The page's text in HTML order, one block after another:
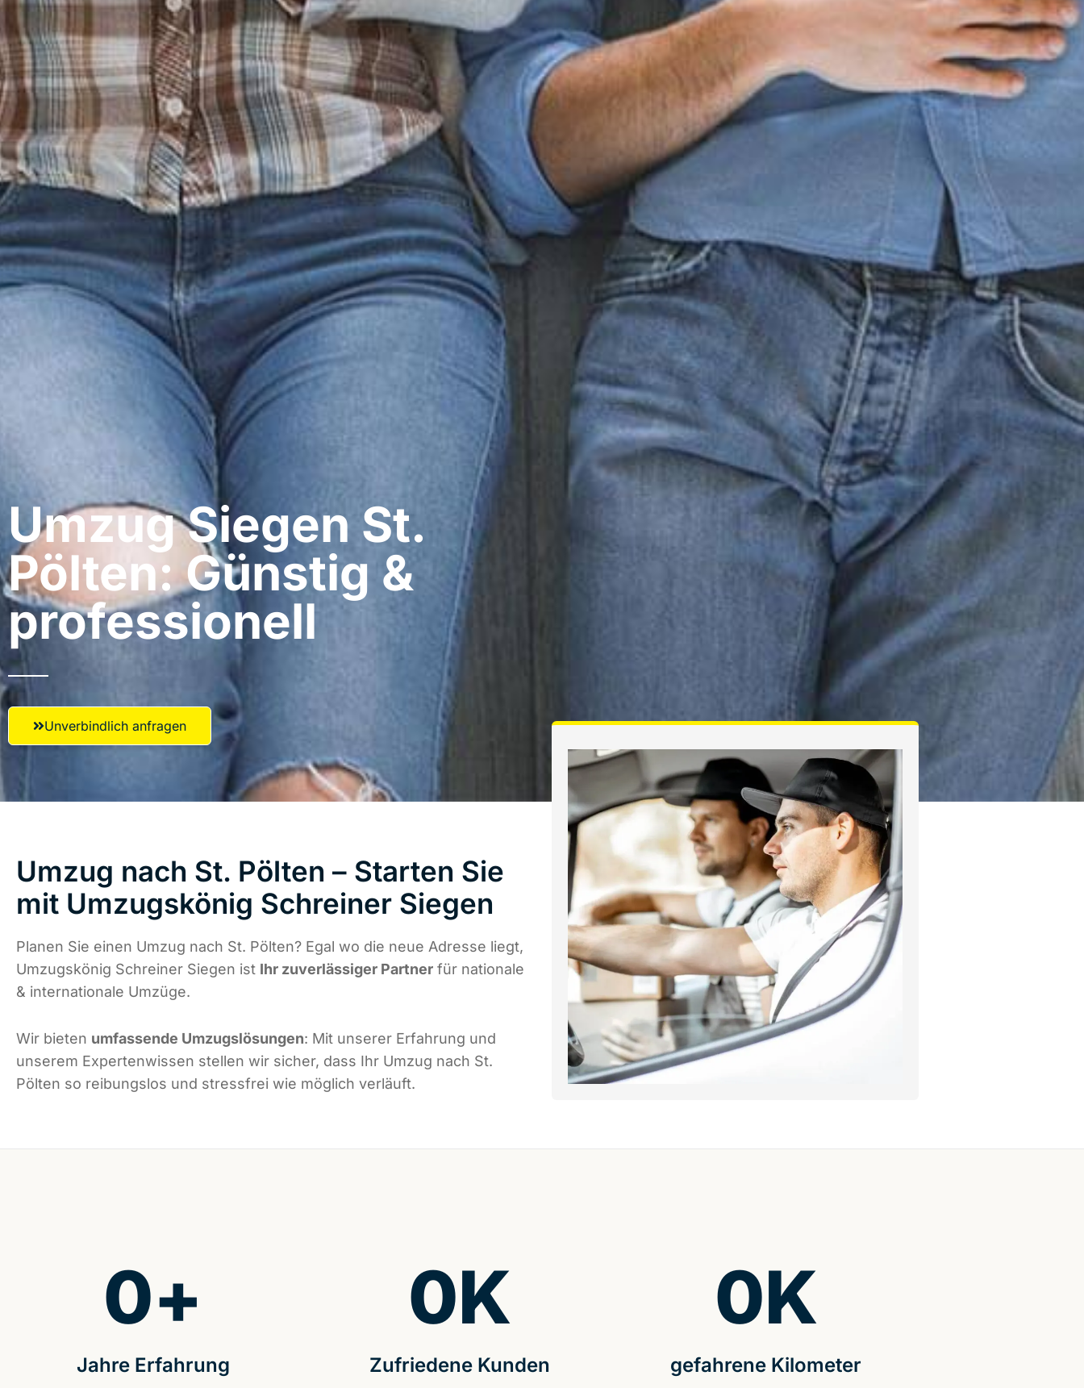
Umzug Siegen​ St.
Pölten: Günstig &
professionell​
Unverbindlich anfragen
Umzug nach St. Pölten – Starten Sie
mit Umzugskönig Schreiner Siegen
Planen Sie einen Umzug nach St. Pölten? Egal wo die neue Adresse liegt,
Umzugskönig Schreiner Siegen ist Ihr zuverlässiger Partner für nationale
& internationale Umzüge.
Wir bieten umfassende Umzugslösungen: Mit unserer Erfahrung und
unserem Expertenwissen stellen wir sicher, dass Ihr Umzug nach St.
Pölten so reibungslos und stressfrei wie möglich verläuft.
Jahre Erfahrung
0+
Zufriedene Kunden
0K
gefahrene Kilometer
0K